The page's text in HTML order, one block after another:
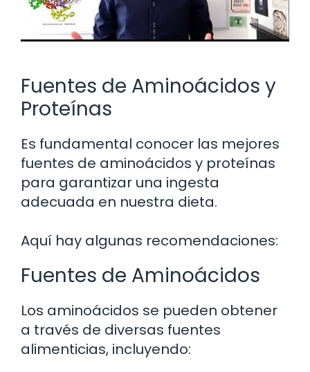
Fuentes de Aminoácidos y
Proteínas
Es fundamental conocer las mejores
fuentes de aminoácidos y proteínas
para garantizar una ingesta
adecuada en nuestra dieta.
Aquí hay algunas recomendaciones:
Fuentes de Aminoácidos
Los aminoácidos se pueden obtener
a través de diversas fuentes
alimenticias, incluyendo: